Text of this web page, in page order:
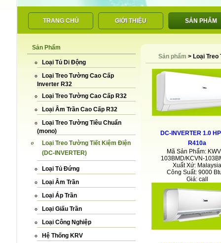
TRANG CHỦ GIỚI THIỆU SẢN PHẨM
LIÊN HỆ
Sản Phẩm
Loại Tủ Di Động
Loại Treo Tường Cao Cấp
Inverter R32
Loại Treo Tường Cao Cấp R32
Loại Âm Trần Cao Cấp R32
Loại Treo Tường Tiêu Chuẩn
(mono)
Loại Treo Tường Tiết Kiệm Điện
(DC-INVERTER)
Loại Tủ Đứng
Loại Âm Trần
Loại Áp Trần
Loại Giấu Trần
Loại Công Nghiệp
Hệ Thống KRV
Sản phẩm > Loại
DC-INVERTER 1.0
R410a
Mã Sản Phẩm:
103BMD/KCVN-
Xuất Xứ: Malaysia
Công Suất: 9000
Giá: call